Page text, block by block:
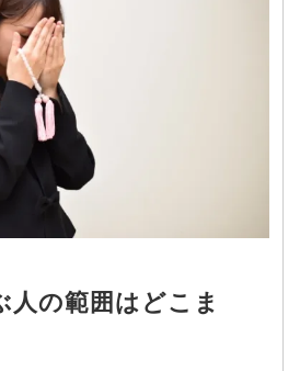
人の範囲はどこま